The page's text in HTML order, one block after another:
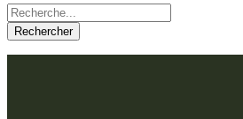
Rechercher